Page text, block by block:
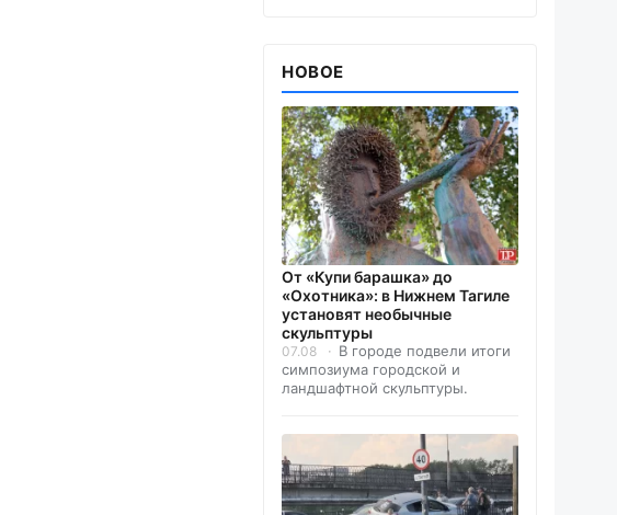
НОВОЕ
От «Купи барашка» до
«Охотника»: в Нижнем Тагиле
установят необычные
скульптуры
07.08
В городе подвели итоги
симпозиума городской и
ландшафтной скульптуры.